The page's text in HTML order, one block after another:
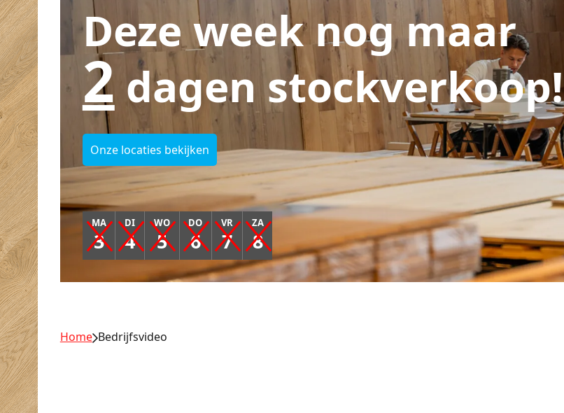
Deze week nog maar
2 dagen stockverkoop!
Onze locaties bekijken
MA
3
DI
4
WO
5
DO
6
VR
7
ZA
8
Home Bedrijfsvideo